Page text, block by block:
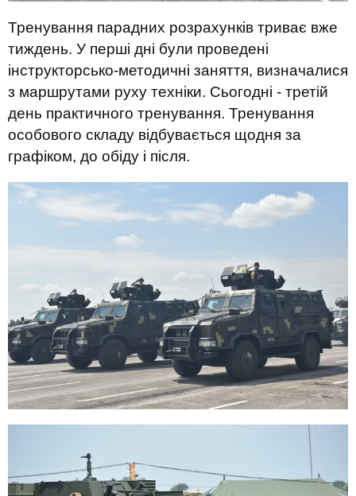
Тренування парадних розрахунків триває вже
тиждень. У перші дні були проведені
інструкторсько-методичні заняття, визначалися
з маршрутами руху техніки. Сьогодні - третій
день практичного тренування. Тренування
особового складу відбувається щодня за
графіком, до обіду і після.